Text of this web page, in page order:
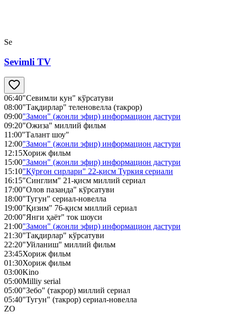
Se
Sevimli TV
06:40"Севимли кун" кўрсатуви
08:00"Тақдирлар" теленовелла (такрор)
09:00"Замон" (жонли эфир) информацион дастури
09:20"Ожиза" миллий фильм
11:00"Талант шоу"
12:00"Замон" (жонли эфир) информацион дастури
12:15Хориж фильм
15:00"Замон" (жонли эфир) информацион дастури
15:10"Қўрғон сирлари" 22-қисм Туркия сериали
16:15"Синглим" 21-қисм миллий сериал
17:00"Олов пазанда" кўрсатуви
18:00"Тугун" сериал-новелла
19:00"Қизим" 76-қисм миллий сериал
20:00"Янги ҳаёт" ток шоуси
21:00"Замон" (жонли эфир) информацион дастури
21:30"Тақдирлар" кўрсатуви
22:20"Уйланиш" миллий фильм
23:45Хориж фильм
01:30Хориж фильм
03:00Kino
05:00Milliy serial
05:00"Зебо" (такрор) миллий сериал
05:40"Тугун" (такрор) сериал-новелла
ZO